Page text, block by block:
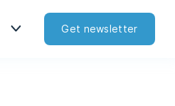
Get newsletter